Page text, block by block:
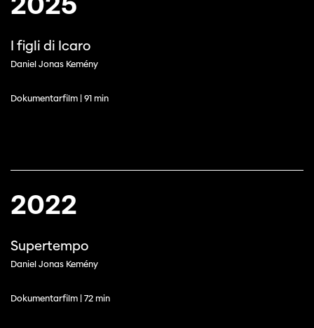
I figli di Icaro
Daniel Jonas Kemény
Dokumentarfilm | 91 min
2022
Supertempo
Daniel Jonas Kemény
Dokumentarfilm | 72 min